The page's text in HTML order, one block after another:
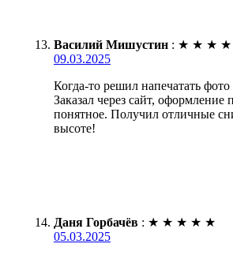
Василий Мишустин : ★ ★ ★ ★
09.03.2025
Когда-то решил напечатать фото
Заказал через сайт, оформление
понятное. Получил отличные
высоте!
Даня Горбачёв : ★ ★ ★ ★ ★
05.03.2025